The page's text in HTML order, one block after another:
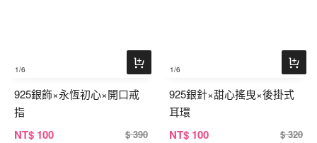
1/6
925銀飾×永恆初心×開口戒
指
NT$ 100 $ 390
1/6
925銀針×甜心搖曳×後掛式
耳環
NT$ 100 $ 320